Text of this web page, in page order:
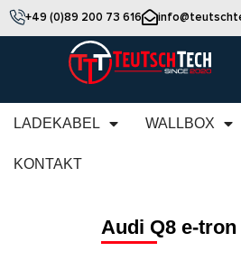
+49 (0)89 200 73 616
LADEKABEL WALLBOX
KONTAKT
Audi Q8 e-